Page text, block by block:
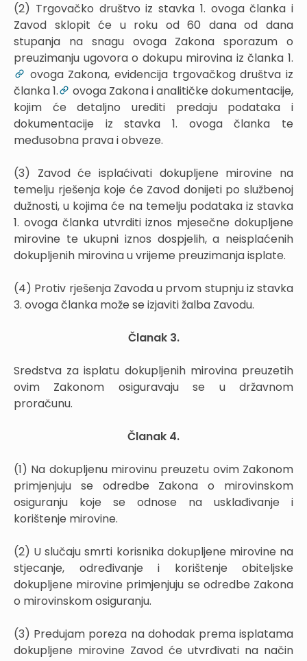
(2) Trgovačko društvo iz stavka 1. ovoga članka i
Zavod sklopit će u roku od 60 dana od dana
stupanja na snagu ovoga Zakona sporazum o
preuzimanju ugovora o dokupu mirovina iz članka 1.
ovoga Zakona, evidencija trgovačkog društva iz
članka 1.
ovoga Zakona i analitičke dokumentacije,
kojim će detaljno urediti predaju podataka i
dokumentacije iz stavka 1. ovoga članka te
međusobna prava i obveze.
(3) Zavod će isplaćivati dokupljene mirovine na
temelju rješenja koje će Zavod donijeti po službenoj
dužnosti, u kojima će na temelju podataka iz stavka
1. ovoga članka utvrditi iznos mjesečne dokupljene
mirovine te ukupni iznos dospjelih, a neisplaćenih
dokupljenih mirovina u vrijeme preuzimanja isplate.
(4) Protiv rješenja Zavoda u prvom stupnju iz stavka
3. ovoga članka može se izjaviti žalba Zavodu.
Članak 3.
Sredstva za isplatu dokupljenih mirovina preuzetih
ovim Zakonom osiguravaju se u državnom
proračunu.
Članak 4.
(1) Na dokupljenu mirovinu preuzetu ovim Zakonom
primjenjuju se odredbe Zakona o mirovinskom
osiguranju koje se odnose na usklađivanje i
korištenje mirovine.
(2) U slučaju smrti korisnika dokupljene mirovine na
stjecanje, određivanje i korištenje obiteljske
dokupljene mirovine primjenjuju se odredbe Zakona
o mirovinskom osiguranju.
(3) Predujam poreza na dohodak prema isplatama
dokupljene mirovine Zavod će utvrđivati na način